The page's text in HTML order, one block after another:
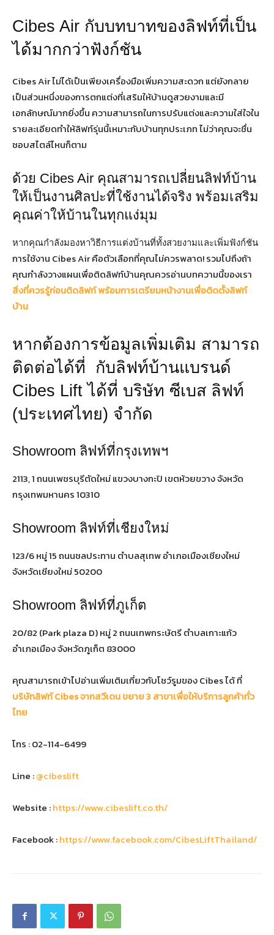
Cibes Air กับบทบาทของลิฟท์ที่เป็น
ได้มากกว่าฟังก์ชัน
Cibes Air ไม่ได้เป็นเพียงเครื่องมือเพิ่มความสะดวก แต่ยังกลาย
เป็นส่วนหนึ่งของการตกแต่งที่เสริมให้บ้านดูสวยงามและมี
เอกลักษณ์มากยิ่งขึ้น ความสามารถในการปรับแต่งและความใส่ใจใน
รายละเอียดทำให้ลิฟท์รุ่นนี้เหมาะกับบ้านทุกประเภท ไม่ว่าคุณจะชื่น
ชอบสไตล์ไหนก็ตาม
ด้วย Cibes Air คุณสามารถเปลี่ยนลิฟท์บ้าน
ให้เป็นงานศิลปะที่ใช้งานได้จริง พร้อมเสริม
คุณค่าให้บ้านในทุกแง่มุม
หากคุณกำลังมองหาวิธีการแต่งบ้านที่ทั้งสวยงามและเพิ่มฟังก์ชัน
การใช้งาน Cibes Air คือตัวเลือกที่คุณไม่ควรพลาด! รวมไปถึงถ้า
คุณกำลังวางแผนเพื่อติดลิฟท์บ้านคุณควรอ่านบทความนี้ของเรา
สิ่งที่ควรรู้ก่อนติดลิฟท์ พร้อมการเตรียมหน้างานเพื่อติดตั้งลิฟท์
บ้าน
หากต้องการข้อมูลเพิ่มเติม สามารถ
ติดต่อได้ที่ กับลิฟท์บ้านแบรนด์
Cibes Lift ได้ที่ บริษัท ซีเบส ลิฟท์
(ประเทศไทย) จำกัด
Showroom ลิฟท์ที่กรุงเทพฯ
2113, 1 ถนนเพชรบุรีตัดใหม่ แขวงบางกะปิ เขตห้วยขวาง จังหวัด
กรุงเทพมหานคร 10310
Showroom ลิฟท์ที่เชียงใหม่
123/6 หมู่ 15 ถนนชลประทาน ตำบลสุเทพ อำเภอเมืองเชียงใหม่
จังหวัดเชียงใหม่ 50200
Showroom ลิฟท์ที่ภูเก็ต
20/82 (Park plaza D) หมู่ 2 ถนนเทพกระษัตรี ตำบลเกาะแก้ว
อำเภอเมือง จังหวัดภูเก็ต 83000
คุณสามารถเข้าไปอ่านเพิ่มเติมเกี่ยวกับโชว์รูมของ Cibes ได้ ที่
บริษัทลิฟท์Cibesจากสวีเดน ขยาย3สาขาเพื่อให้บริการลูกค้าทั่ว
ไทย
โทร : 02-114-6499
Line :@cibeslift
Website :https://www.cibeslift.co.th/
Facebook :https://www.facebook.com/CibesLiftThailand/